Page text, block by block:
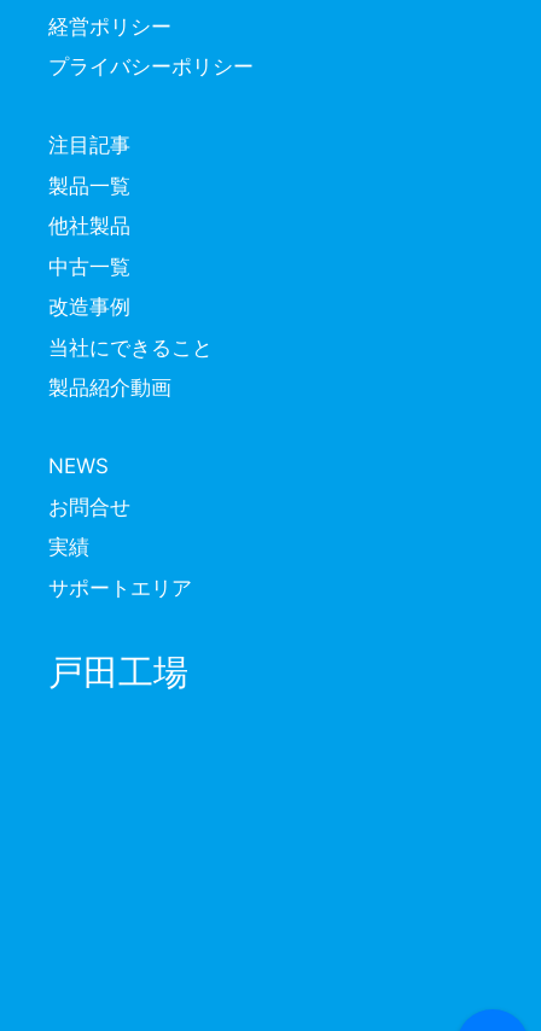
経営ポリシー
プライバシーポリシー
注目記事
製品一覧
他社製品
中古一覧
改造事例
当社にできること
製品紹介動画
NEWS
お問合せ
実績
サポートエリア
戸田工場